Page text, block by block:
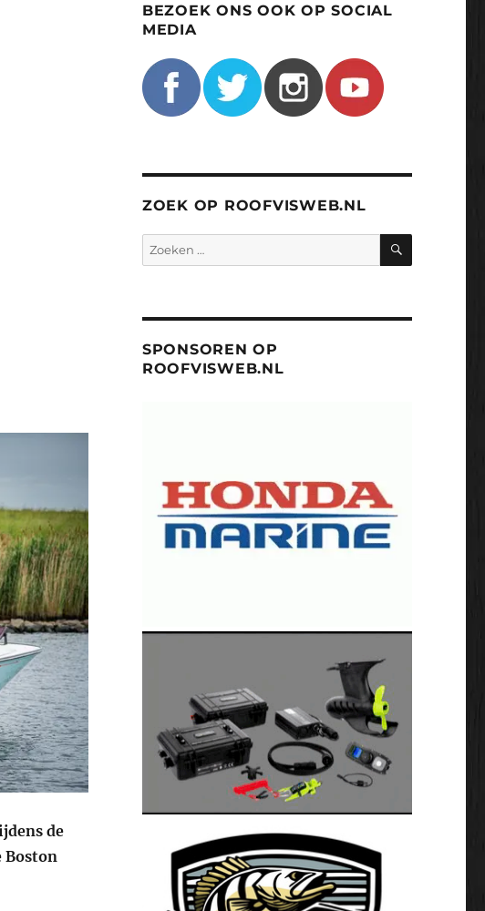
de
Boston
BEZOEK ONS OOK OP SOCIAL
MEDIA
ZOEK OP ROOFVISWEB.NL
Zoeken
naar:
ZOEKEN
SPONSOREN OP
ROOFVISWEB.NL